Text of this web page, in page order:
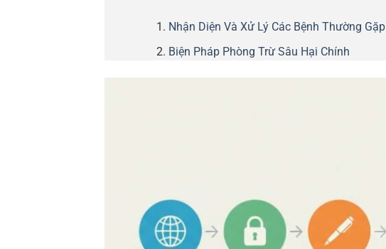
Nhận Diện Và Xử Lý Các Bệnh Thường Gặp
Biện Pháp Phòng Trừ Sâu Hại Chính